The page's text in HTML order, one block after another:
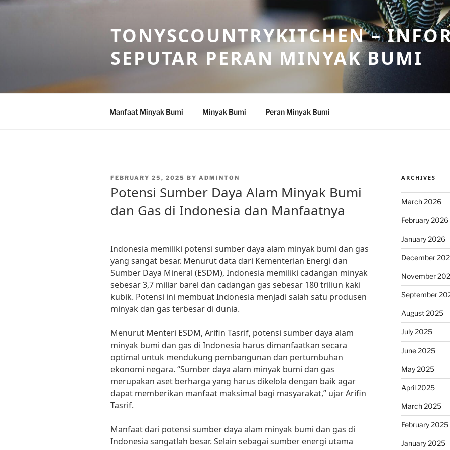
Skip
TONYSCOUNTRYKITCHEN –
SEPUTAR PERAN MINYAK BUMI
Manfaat Minyak Bumi Minyak Bumi Peran Minyak Bumi
POSTED
FEBRUARY 25, 2025 BY ADMINTON
Potensi Sumber Daya Alam Minyak Bumi
dan Gas di Indonesia dan Manfaatnya
Indonesia memiliki potensi sumber daya alam minyak bumi dan gas
yang sangat besar. Menurut data dari Kementerian Energi dan
Sumber Daya Mineral (ESDM), Indonesia memiliki cadangan minyak
sebesar 3,7 miliar barel dan cadangan gas sebesar 180 triliun kaki
kubik. Potensi ini membuat Indonesia menjadi salah satu produsen
minyak dan gas terbesar di dunia.
Menurut Menteri ESDM, Arifin Tasrif, potensi sumber daya alam
minyak bumi dan gas di Indonesia harus dimanfaatkan secara
optimal untuk mendukung pembangunan dan pertumbuhan
ekonomi negara. “Sumber daya alam minyak bumi dan gas
merupakan aset berharga yang harus dikelola dengan baik agar
dapat memberikan manfaat maksimal bagi masyarakat,” ujar Arifin
Tasrif.
Manfaat dari potensi sumber daya alam minyak bumi dan gas di
Indonesia sangatlah besar. Selain sebagai sumber energi utama
ARCHIVES
March 2026
February 2026
January 2026
December
November
September
August 2025
July 2025
June 2025
May 2025
April 2025
March 2025
February 2025
January 2025